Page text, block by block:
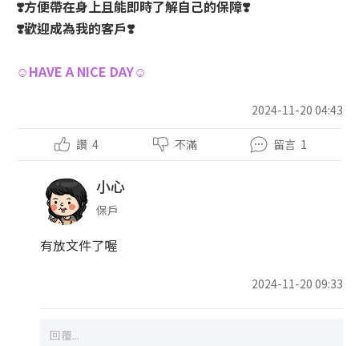
❣️方便帶在身上且能即時了解自己的保障❣️
❣️歡迎成為我的客戶❣️
☺HAVE A NICE DAY☺
2024-11-20 04:43
讚 4 不滿 留言 1
小心
保戶
有放文件了喔
2024-11-20 09:33